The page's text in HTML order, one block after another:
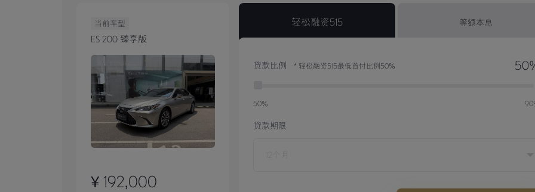
当前车型
ES 200 臻享版
¥ 192,000
轻松融资515 等额本息
贷款比例 * 轻松融资515最低首付比例50%
50%
贷款期限